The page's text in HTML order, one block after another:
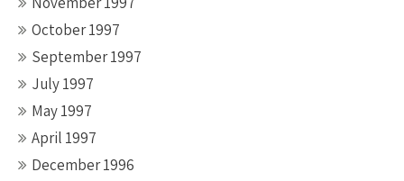
October 1997
September 1997
July 1997
May 1997
April 1997
December 1996